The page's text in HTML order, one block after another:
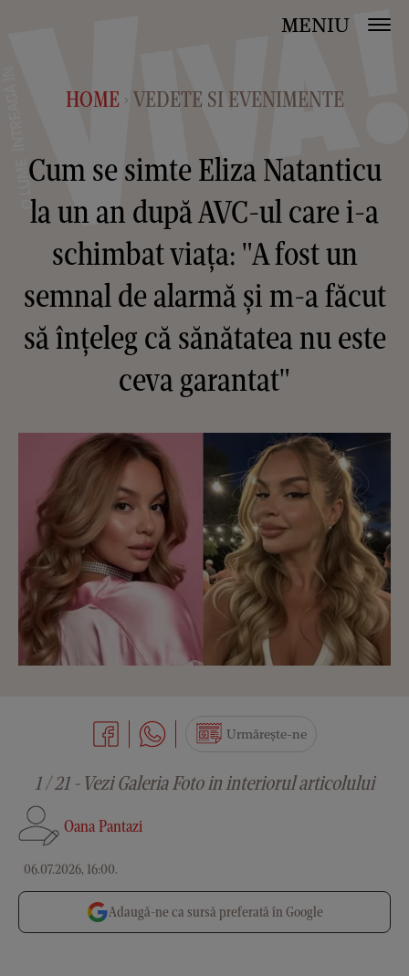
MENIU
HOME > VEDETE SI EVENIMENTE
Cum se simte Eliza Natanticu
la un an după AVC-ul care i-a
schimbat viața: "A fost un
semnal de alarmă și m-a făcut
să înțeleg că sănătatea nu este
ceva garantat"
Oana Pantazi
06.07.2026, 16:00.
Urmărește-ne
1 / 21 - Vezi Galeria Foto in interiorul articolului
Adaugă-ne ca sursă preferată în Google